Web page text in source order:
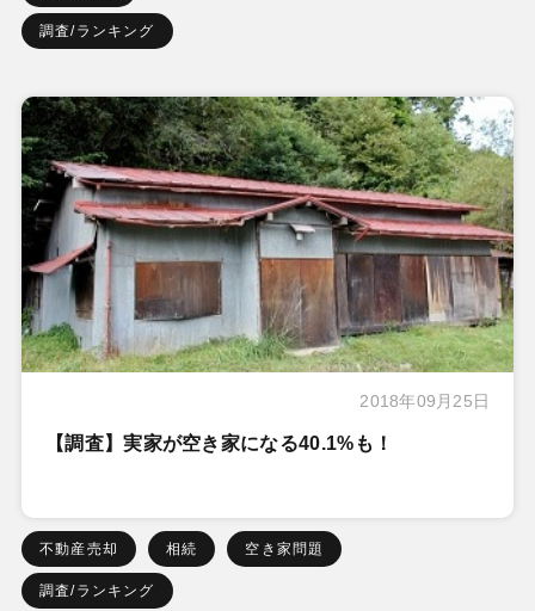
調査/ランキング
2018年09月25日
【調査】実家が空き家になる40.1%も！
不動産売却 相続 空き家問題
調査/ランキング